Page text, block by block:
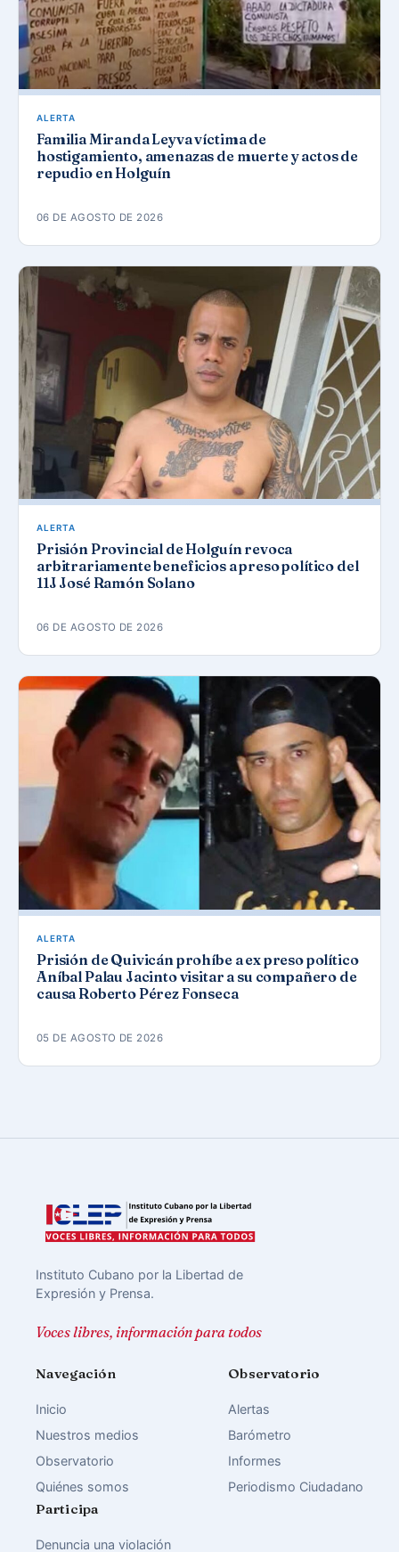
ALERTA
Familia Miranda Leyva víctima de
hostigamiento, amenazas de muerte y actos de
repudio en Holguín
06 DE AGOSTO DE 2026
ALERTA
Prisión Provincial de Holguín revoca
arbitrariamente beneficios a preso político del
11J José Ramón Solano
06 DE AGOSTO DE 2026
ALERTA
Prisión de Quivicán prohíbe a ex preso político
Aníbal Palau Jacinto visitar a su compañero de
causa Roberto Pérez Fonseca
05 DE AGOSTO DE 2026
Instituto Cubano por la Libertad de
Expresión y Prensa.
Voces libres, información para todos
Navegación
Inicio
Nuestros medios
Observatorio
Quiénes somos
Observatorio
Alertas
Barómetro
Informes
Periodismo Ciudadano
Participa
Denuncia una violación